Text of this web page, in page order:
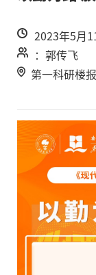
2023年5月
：郭传飞
第一科研楼